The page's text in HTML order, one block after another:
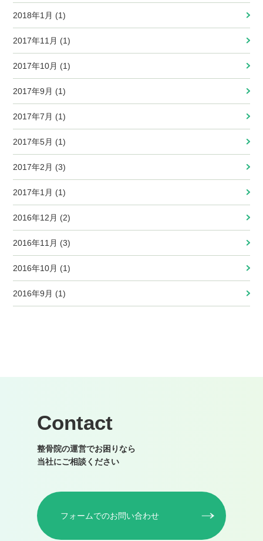
2018年1月 (1)
2017年11月 (1)
2017年10月 (1)
2017年9月 (1)
2017年7月 (1)
2017年5月 (1)
2017年2月 (3)
2017年1月 (1)
2016年12月 (2)
2016年11月 (3)
2016年10月 (1)
2016年9月 (1)
Contact
整骨院の運営でお困りなら
当社にご相談ください
フォームでのお問い合わせ